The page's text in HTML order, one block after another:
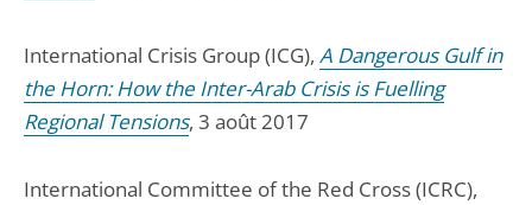
International Crisis Group (ICG), A Dangerous Gulf in
the Horn: How the Inter-Arab Crisis is Fuelling
Regional Tensions, 3 août 2017
International Committee of the Red Cross (ICRC),